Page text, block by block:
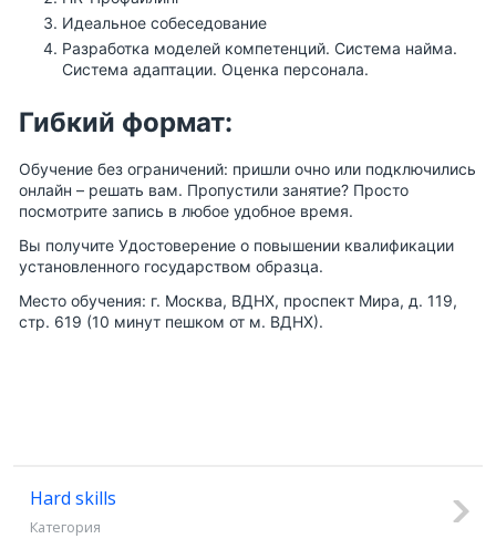
Идеальное собеседование
Разработка моделей компетенций. Система найма.
Система адаптации. Оценка персонала.
Гибкий формат:
Обучение без ограничений: пришли очно или подключились
онлайн – решать вам. Пропустили занятие? Просто
посмотрите запись в любое удобное время.
Вы получите Удостоверение о повышении квалификации
установленного государством образца.
Место обучения: г. Москва, ВДНХ, проспект Мира, д. 119,
стр. 619 (10 минут пешком от м. ВДНХ).
Hard skills
Категория